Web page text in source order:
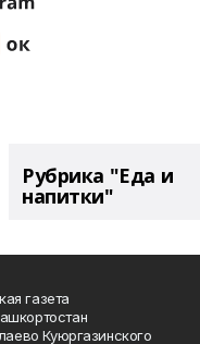
Рубрика "Еда и
напитки"
газета
Куюргазинского